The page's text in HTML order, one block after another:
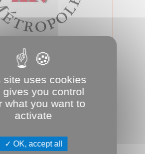
Métropole du 12
2026, 18h00, salle des
se tiendra le prochain
Métropole. A su...
site uses cookies
gives you control
what you want to
activate
OK, accept all